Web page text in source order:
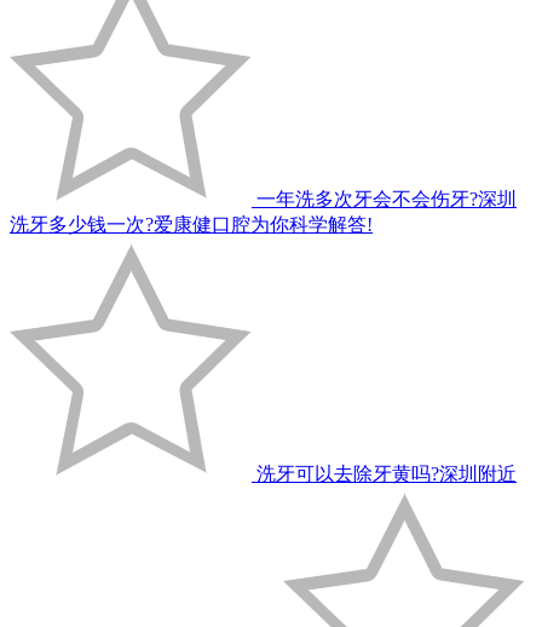
一年洗多次牙会不会伤牙?深圳
洗牙多少钱一次?爱康健口腔为你科学解答!
洗牙可以去除牙黄吗?深圳附近